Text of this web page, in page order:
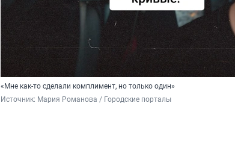
«Мне как-то сделали комплимент, но только один»
Источник: Мария Романова / Городские порталы